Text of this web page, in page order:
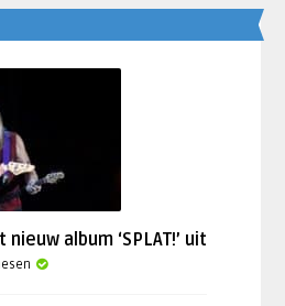
album ‘SPLAT!’ uit